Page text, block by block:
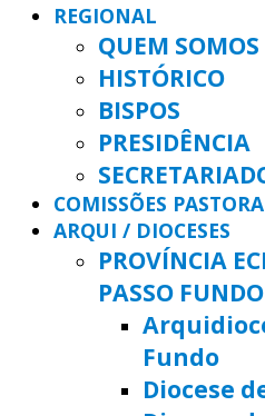
REGIONAL
QUEM SOMOS
HISTÓRICO
BISPOS
PRESIDÊNCIA
COMISSÕES
ARQUI / DIOCESES
PROVÍNCIA
PASSO FUNDO
Fundo
Diocese